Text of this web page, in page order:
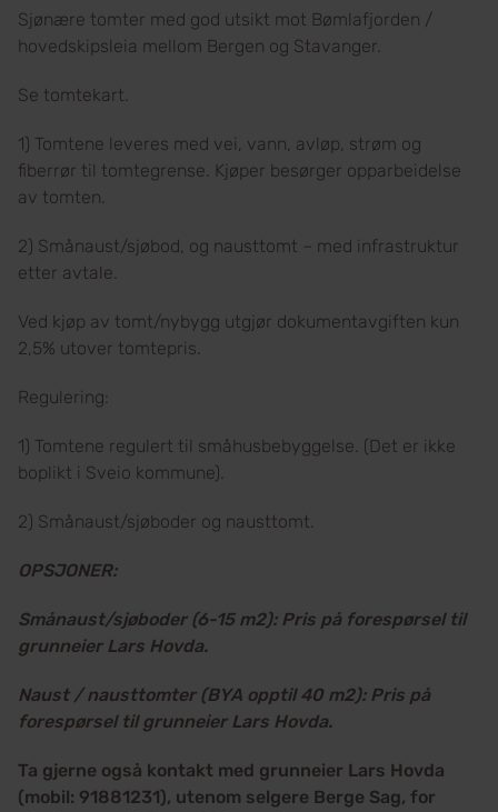
Sjønære tomter med god utsikt mot Bømlafjorden /
hovedskipsleia mellom Bergen og Stavanger.
Se tomtekart.
1) Tomtene leveres med vei, vann, avløp, strøm og
fiberrør til tomtegrense. Kjøper besørger opparbeidelse
av tomten.
2) Smånaust/sjøbod, og nausttomt – med infrastruktur
etter avtale.
Ved kjøp av tomt/nybygg utgjør dokumentavgiften kun
2,5% utover tomtepris.
Regulering:
1) Tomtene regulert til småhusbebyggelse. (Det er ikke
boplikt i Sveio kommune).
2) Smånaust/sjøboder og nausttomt.
OPSJONER:
Smånaust/sjøboder (6-15 m2): Pris på forespørsel til
grunneier Lars Hovda.
Naust / nausttomter (BYA opptil 40 m2): Pris på
forespørsel til grunneier Lars Hovda.
Ta gjerne også kontakt med grunneier Lars Hovda
(mobil: 91881231), utenom selgere Berge Sag, for